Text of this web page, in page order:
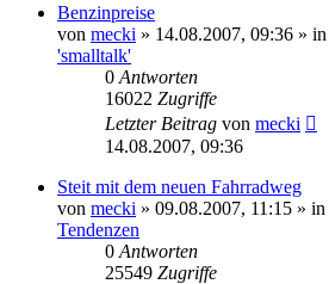
Benzinpreise
von mecki » 14.08.2007, 09:36 » in
'smalltalk'
0 Antworten
16022 Zugriffe
Letzter Beitrag von mecki
14.08.2007, 09:36
Steit mit dem neuen Fahrradweg
von mecki » 09.08.2007, 11:15 » in
Tendenzen
0 Antworten
25549 Zugriffe